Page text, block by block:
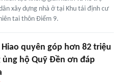
xây dựng nhà ở tại Khu tái định cư
tai thôn Điểm 9.
Hiao quyên góp hơn 82 triệu
ủng hộ Quỹ Đền ơn đáp